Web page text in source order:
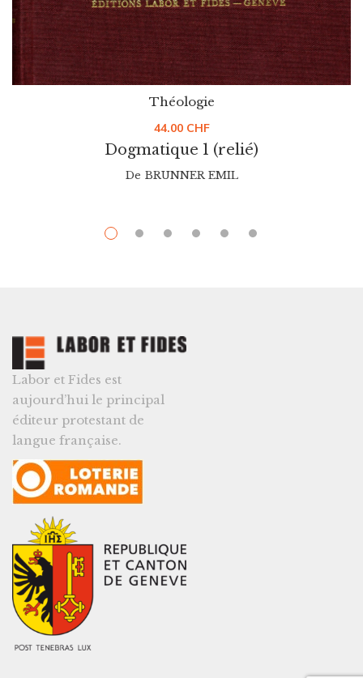
Dogmatique 1 (relié)
Théologie
44.00 CHF
De BRUNNER EMIL
Labor et Fides est
aujourd’hui le principal
éditeur protestant de
langue française.